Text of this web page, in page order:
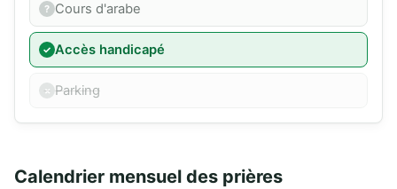
Cours d'arabe
Accès handicapé
Parking
Calendrier mensuel des prières